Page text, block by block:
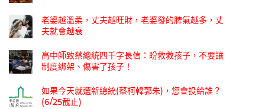
老婆越溫柔，丈夫越旺財，老婆發的脾氣越多，丈
夫就會越衰
高中師致蔡總統四千字長信：盼救救孩子，不要讓
制度綁架、傷害了孩子！
如果今天就選新總統(蔡柯韓郭朱)，您會投給誰？
(6/25截止)